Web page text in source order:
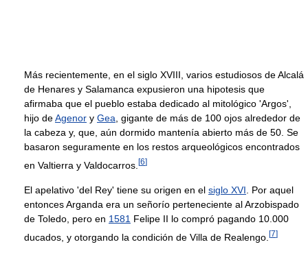
Más recientemente, en el siglo XVIII, varios estudiosos de Alcalá
de Henares y Salamanca expusieron una hipotesis que
afirmaba que el pueblo estaba dedicado al mitológico 'Argos',
hijo deAgenor y Gea, gigante de más de 100 ojos alrededor de
la cabeza y, que, aún dormido mantenía abierto más de 50. Se
basaron seguramente en los restos arqueológicos encontrados
en Valtierra y Valdocarros. [6]
El apelativo 'del Rey' tiene su origen en el siglo XVI . Por aquel
entonces Arganda era un señorío perteneciente al Arzobispado
de Toledo, pero en 1581 Felipe II lo compró pagando 10.000
ducados, y otorgando la condición de Villa de Realengo. [7]